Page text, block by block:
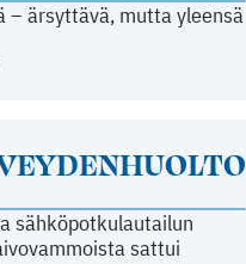
– ärsyttävä, mutta yleensä
sähköpotkulautailun
sattui